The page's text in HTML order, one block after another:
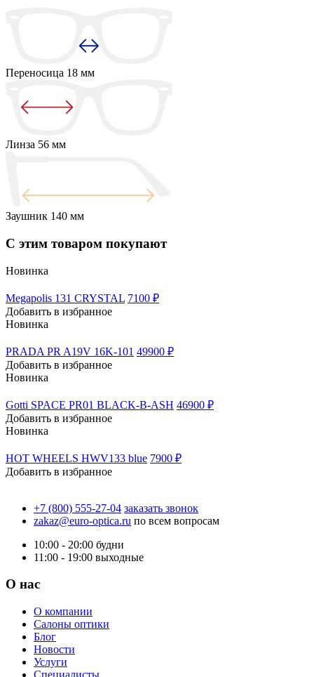
Переносица 18 мм
Линза 56 мм
Заушник 140 мм
С этим товаром покупают
Новинка
Megapolis 131 CRYSTAL 7100 ₽
Добавить в избранное
Новинка
PRADA PR A19V 16K-101 49900 ₽
Добавить в избранное
Новинка
Gotti SPACE PR01 BLACK-B-ASH 46900 ₽
Добавить в избранное
Новинка
HOT WHEELS HWV133 blue 7900 ₽
Добавить в избранное
+7 (800) 555-27-04 заказать звонок
zakaz@euro-optica.ru по всем вопросам
10:00 - 20:00 будни
11:00 - 19:00 выходные
О нас
О компании
Салоны оптики
Блог
Новости
Услуги